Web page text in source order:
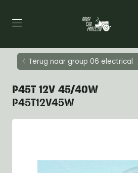
Terug naar group 06 electrical
P45T 12V 45/40W
P45T12V45W